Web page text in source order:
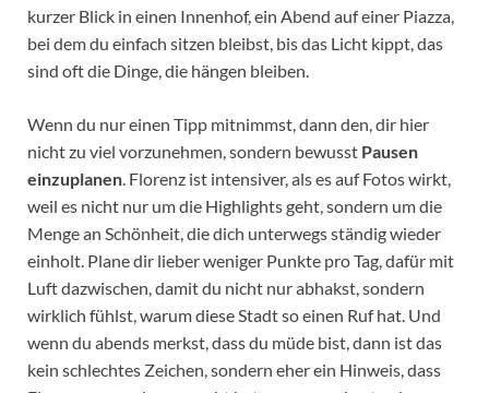
kurzer Blick in einen Innenhof, ein Abend auf einer Piazza,
bei dem du einfach sitzen bleibst, bis das Licht kippt, das
sind oft die Dinge, die hängen bleiben.
Wenn du nur einen Tipp mitnimmst, dann den, dir hier
nicht zu viel vorzunehmen, sondern bewusst Pausen
einzuplanen . Florenz ist intensiver, als es auf Fotos wirkt,
weil es nicht nur um die Highlights geht, sondern um die
Menge an Schönheit, die dich unterwegs ständig wieder
einholt. Plane dir lieber weniger Punkte pro Tag, dafür mit
Luft dazwischen, damit du nicht nur abhakst, sondern
wirklich fühlst, warum diese Stadt so einen Ruf hat. Und
wenn du abends merkst, dass du müde bist, dann ist das
kein schlechtes Zeichen, sondern eher ein Hinweis, dass